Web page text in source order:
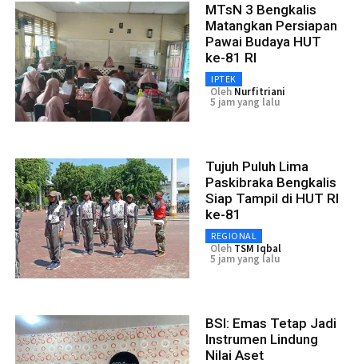
MTsN 3 Bengkalis
Matangkan Persiapan
Pawai Budaya HUT
ke-81 RI
IPTEK
Oleh Nurfitriani
5 jam yang lalu
Tujuh Puluh Lima
Paskibraka Bengkalis
Siap Tampil di HUT RI
ke-81
REGIONAL
Oleh TSM Iqbal
5 jam yang lalu
BSI: Emas Tetap Jadi
Instrumen Lindung
Nilai Aset